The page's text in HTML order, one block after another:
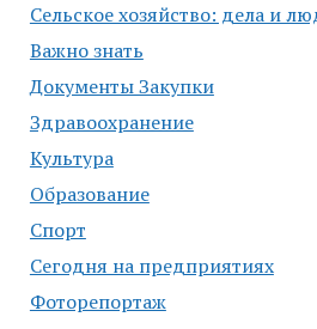
Сельское хозяйство: дела и
Важно знать
Документы Закупки
Здравоохранение
Культура
Образование
Спорт
Сегодня на предприятиях
Фоторепортаж